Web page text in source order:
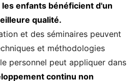
enfants bénéficient d'un
qualité.
et des séminaires peuvent
et méthodologies
personnel peut appliquer dans
continu non